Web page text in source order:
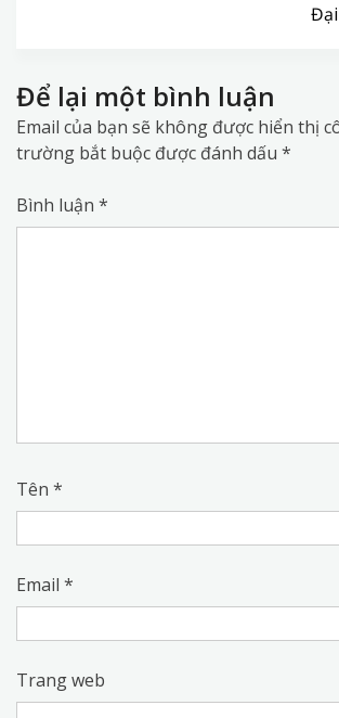
Để lại một bình luận
Email của bạn sẽ không được hiển thị
trường bắt buộc được đánh dấu *
Bình luận *
Tên *
Email *
Trang web